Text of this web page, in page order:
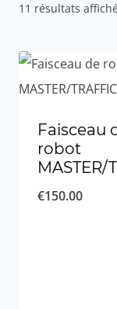
11 résultats
Faisceau
robot
MASTER/
€150.00